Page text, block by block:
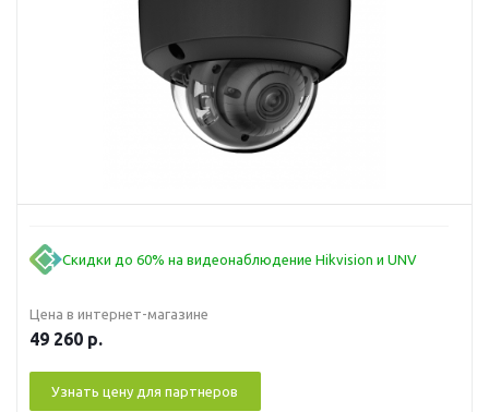
Скидки до 60% на видеонаблюдение Hikvision и UNV
Цена в интернет-магазине
49 260 р.
Узнать цену для партнеров